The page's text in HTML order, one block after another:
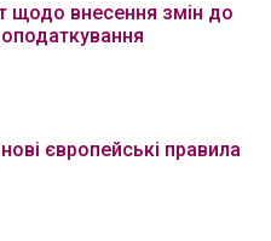
щодо внесення змін до
європейські правила